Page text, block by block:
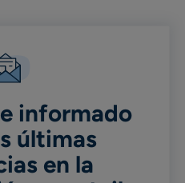
informado
últimas
en la